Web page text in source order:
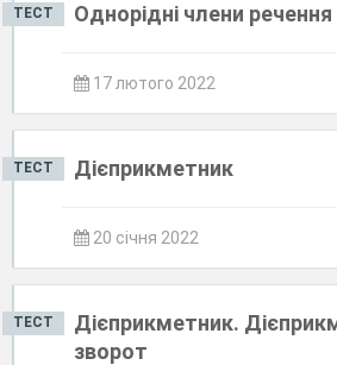
ТЕСТ Однорідні члени речення
17 лютого 2022
ТЕСТ Дієприкметник
20 січня 2022
ТЕСТ
Дієприкметник.
зворот